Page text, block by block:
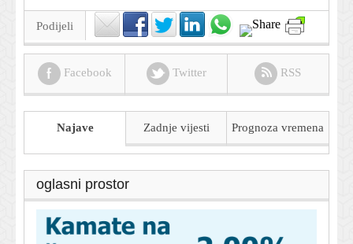
Podijeli
Facebook Twitter RSS
Najave Zadnje vijesti Prognoza vremena
oglasni prostor